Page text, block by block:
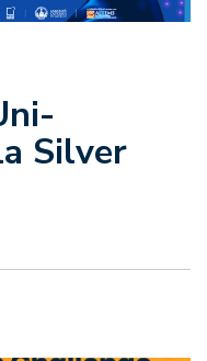
Silver